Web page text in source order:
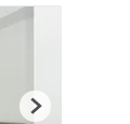
Next